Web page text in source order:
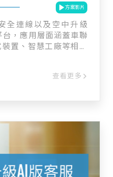
方案影片
全連線以及空中升級
台，應用層面涵蓋車聯
置、智慧工廠等相關
性能等）實現不同的
查看更多